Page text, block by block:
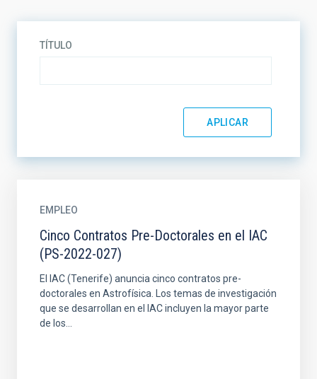
TÍTULO
EMPLEO
Cinco Contratos Pre-Doctorales en el IAC
(PS-2022-027)
El IAC (Tenerife) anuncia cinco contratos pre-
doctorales en Astrofísica. Los temas de investigación
que se desarrollan en el IAC incluyen la mayor parte
de los...